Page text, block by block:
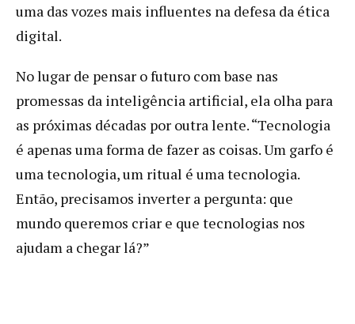
uma das vozes mais influentes na defesa da ética
digital.
No lugar de pensar o futuro com base nas
promessas da inteligência artificial, ela olha para
as próximas décadas por outra lente. “Tecnologia
é apenas uma forma de fazer as coisas. Um garfo é
uma tecnologia, um ritual é uma tecnologia.
Então, precisamos inverter a pergunta: que
mundo queremos criar e que tecnologias nos
ajudam a chegar lá?”